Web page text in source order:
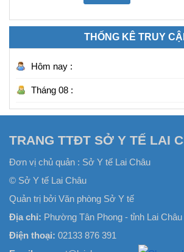
THỐNG KÊ TRUY
Hôm nay :
Tháng 08 :
TRANG TTĐT SỞ Y TẾ LAI
Đơn vị chủ quản : Sở Y tế Lai Châu
© Sở Y tế Lai Châu
Quản trị bởi Văn phòng Sở Y tế
Địa chỉ: Phường Tân Phong - tỉnh Lai Châu
Điện thoại: 02133 876 391